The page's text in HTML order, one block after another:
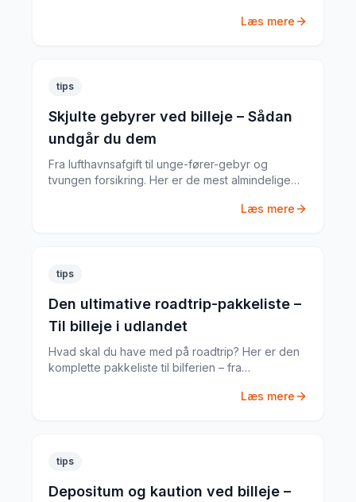
Læs mere
tips
Skjulte gebyrer ved billeje – Sådan
undgår du dem
Fra lufthavnsafgift til unge-fører-gebyr og
tvungen forsikring. Her er de mest almindelige
Læs mere
tips
Den ultimative roadtrip-pakkeliste –
Til billeje i udlandet
Hvad skal du have med på roadtrip? Her er den
komplette pakkeliste til bilferien – fra
Læs mere
tips
Depositum og kaution ved billeje –